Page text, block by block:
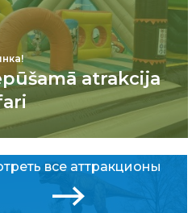
atrakcija
все аттракционы